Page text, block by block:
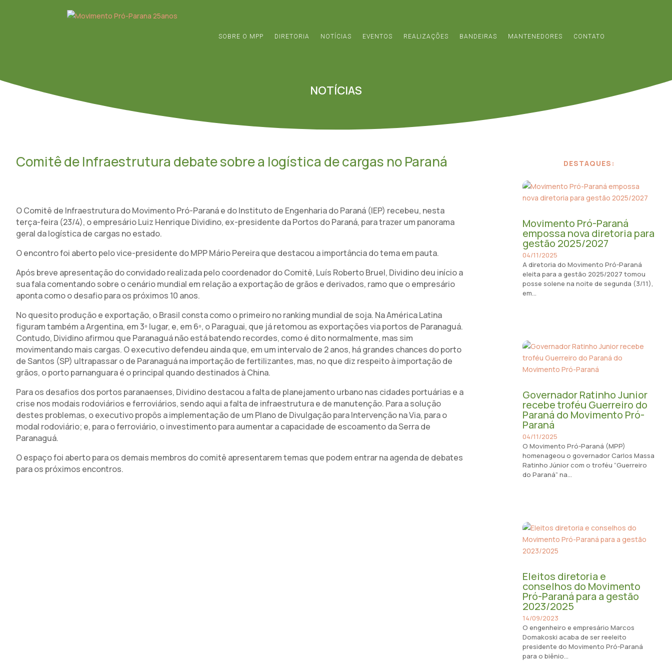
SOBRE O MPP DIRETORIA NOTÍCIAS EVENTOS REALIZAÇÕES BANDEIRAS MANTENEDORES CONTATO
NOTÍCIAS
Comitê de Infraestrutura debate sobre a logística de cargas no Paraná
O Comitê de Infraestrutura do Movimento Pró-Paraná e do Instituto de Engenharia do Paraná (IEP) recebeu, nesta
terça-feira (23/4), o empresário Luiz Henrique Dividino, ex-presidente da Portos do Paraná, para trazer um panorama
geral da logística de cargas no estado.
O encontro foi aberto pelo vice-presidente do MPP Mário Pereira que destacou a importância do tema em pauta.
Após breve apresentação do convidado realizada pelo coordenador do Comitê, Luís Roberto Bruel, Dividino deu início a
sua fala comentando sobre o cenário mundial em relação a exportação de grãos e derivados, ramo que o empresário
aponta como o desafio para os próximos 10 anos.
No quesito produção e exportação, o Brasil consta como o primeiro no ranking mundial de soja. Na América Latina
figuram também a Argentina, em 3º lugar, e, em 6º, o Paraguai, que já retomou as exportações via portos de Paranaguá.
Contudo, Dividino afirmou que Paranaguá não está batendo recordes, como é dito normalmente, mas sim
movimentando mais cargas. O executivo defendeu ainda que, em um intervalo de 2 anos, há grandes chances do porto
de Santos (SP) ultrapassar o de Paranaguá na importação de fertilizantes, mas, no que diz respeito à importação de
grãos, o porto parnanguara é o principal quando destinados à China.
Para os desafios dos portos paranaenses, Dividino destacou a falta de planejamento urbano nas cidades portuárias e a
crise nos modais rodoviários e ferroviários, sendo aqui a falta de infraestrutura e de manutenção. Para a solução
destes problemas, o executivo propôs a implementação de um Plano de Divulgação para Intervenção na Via, para o
modal rodoviário; e, para o ferroviário, o investimento para aumentar a capacidade de escoamento da Serra de
Paranaguá.
O espaço foi aberto para os demais membros do comitê apresentarem temas que podem entrar na agenda de debates
para os próximos encontros.
DESTAQUES:
Movimento Pró-Paraná
empossa nova diretoria para
gestão 2025/2027
04/11/2025
A diretoria do Movimento Pró-Paraná
eleita para a gestão 2025/2027 tomou
posse solene na noite de segunda (3/11),
em...
Governador Ratinho Junior
recebe troféu Guerreiro do
Paraná do Movimento Pró-
Paraná
04/11/2025
O Movimento Pró-Paraná (MPP)
homenageou o governador Carlos Massa
Ratinho Júnior com o troféu “Guerreiro
do Paraná” na...
Eleitos diretoria e
conselhos do Movimento
Pró-Paraná para a gestão
2023/2025
14/09/2023
O engenheiro e empresário Marcos
Domakoski acaba de ser reeleito
presidente do Movimento Pró-Paraná
para o biênio...